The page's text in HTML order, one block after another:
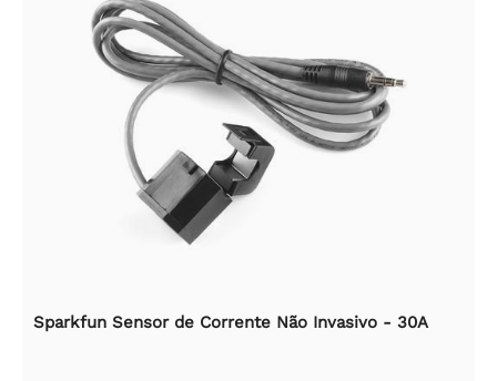
Sparkfun Sensor de Corrente Não Invasivo - 30A